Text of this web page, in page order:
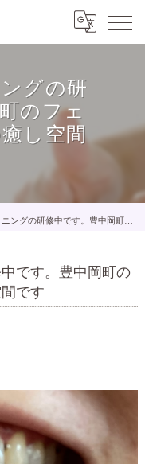
グの研
のフェ
し空間
です。豊中岡町のフェイシャルサロンの癒し空間です
です。豊中岡町の
です